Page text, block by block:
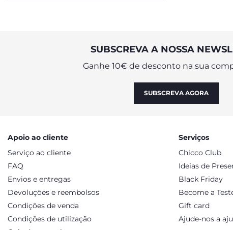
SUBSCREVA A NOSSA
Ganhe 10€ de desconto na sua
SUBSCREVA AGORA
Apoio ao cliente
Serviço ao cliente
FAQ
Envios e entregas
Devoluções e reembolsos
Condições de venda
Condições de utilização
Serviços
Chicco Club
Ideias de
Black Friday
Become a
Gift card
Ajude-nos a